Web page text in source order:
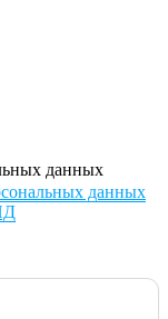
данных
данных